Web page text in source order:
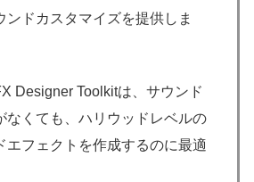
ンドカスタマイズを提供しま
Designer Toolkitは、サウンド
なくても、ハリウッドレベルの
エフェクトを作成するのに最適